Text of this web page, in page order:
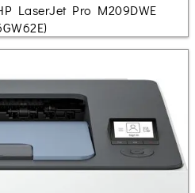
LaserJet Pro M209DWE